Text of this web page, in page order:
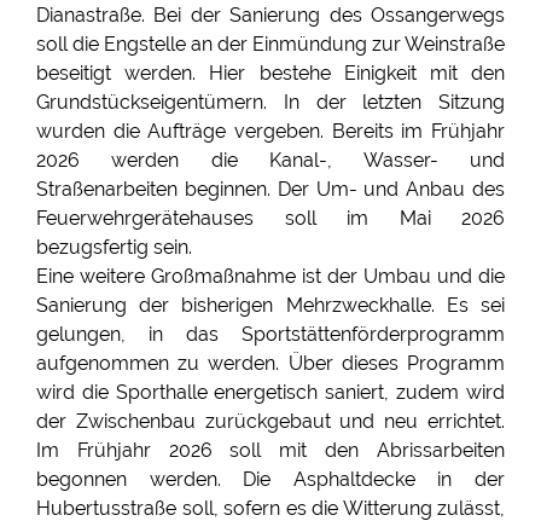
Dianastraße. Bei der Sanierung des Ossangerwegs
soll die Engstelle an der Einmündung zur Weinstraße
beseitigt werden. Hier bestehe Einigkeit mit den
Grundstückseigentümern. In der letzten Sitzung
wurden die Aufträge vergeben. Bereits im Frühjahr
2026 werden die Kanal-, Wasser- und
Straßenarbeiten beginnen. Der Um- und Anbau des
Feuerwehrgerätehauses soll im Mai 2026
bezugsfertig sein.
Eine weitere Großmaßnahme ist der Umbau und die
Sanierung der bisherigen Mehrzweckhalle. Es sei
gelungen, in das Sportstättenförderprogramm
aufgenommen zu werden. Über dieses Programm
wird die Sporthalle energetisch saniert, zudem wird
der Zwischenbau zurückgebaut und neu errichtet.
Im Frühjahr 2026 soll mit den Abrissarbeiten
begonnen werden. Die Asphaltdecke in der
Hubertusstraße soll, sofern es die Witterung zulässt,